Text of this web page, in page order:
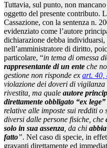
Tuttavia, sul punto, non
oggetto del presente contributo.
Cassazione, con la sentenza n.
evidenziato come l’autore
dichiarazione debba
nell’amministratore di diritto,
particolare, “in tema di omessa
rappresentante di un ente che
gestione non risponde ex art. 40,
violazione dei doveri di
rivestita, ma quale autore
direttamente obbligato “ex
relative alle imposte sui redditi o
diversi dalle persone fisiche, che
solo in sua assenza , da chi
fatto”. Nel caso di specie, in
gravanti direttamente ed